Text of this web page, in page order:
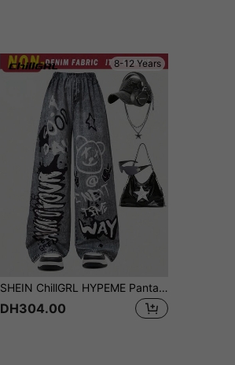
8-12 Years
SHEIN ChillGRL HYPEME Pantalon large effet imprimé denim ample pour fille préadolescente, convient pour le style décontracté, les vacances, le style de rue et les fêtes automne-hiver
DH304.00